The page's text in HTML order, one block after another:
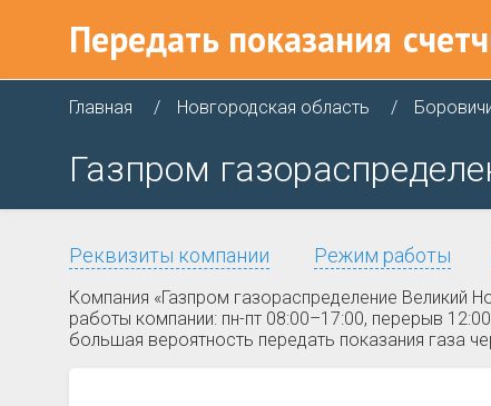
Передать показания
Главная Новгородская область
Газпром
Реквизиты компании Режим работы
Компания «Газпром газораспределение Великий
работы компании: пн-пт 08:00–17:00, перерыв
большая вероятность передать показания газа